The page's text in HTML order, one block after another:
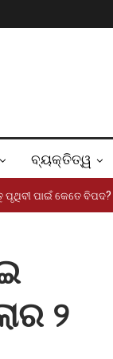
ବ୍ୟକ୍ତିତ୍ୱ
ପୃଥିବୀ ପାଇଁ କେତେ ବିପଦ?
୨